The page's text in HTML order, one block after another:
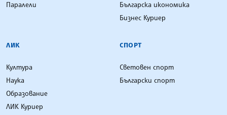
Паралели
Българска икономика
Бизнес Куриер
ЛИК
Култура
Наука
Образование
ЛИК Куриер
СПОРТ
Световен спорт
Български спорт